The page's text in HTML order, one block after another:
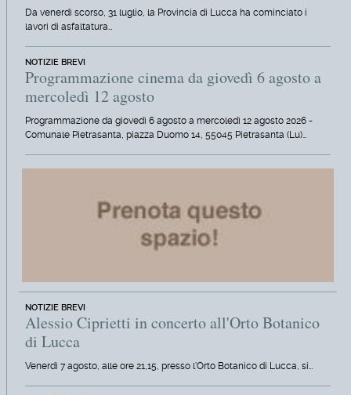
Da venerdì scorso, 31 luglio, la Provincia di Lucca ha cominciato i
lavori di asfaltatura…
NOTIZIE BREVI
Programmazione cinema da giovedì 6 agosto a
mercoledì 12 agosto
Programmazione da giovedì 6 agosto a mercoledì 12 agosto 2026 -
Comunale Pietrasanta, piazza Duomo 14, 55045 Pietrasanta (Lu)…
NOTIZIE BREVI
Alessio Ciprietti in concerto all'Orto Botanico
di Lucca
Venerdì 7 agosto, alle ore 21,15, presso l'Orto Botanico di Lucca, si…